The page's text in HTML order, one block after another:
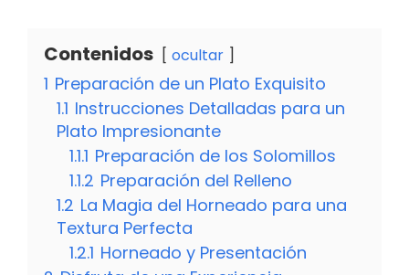
Contenidos ocultar
1 Preparación de un Plato Exquisito
1.1 Instrucciones Detalladas para un
Plato Impresionante
1.1.1 Preparación de los Solomillos
1.1.2 Preparación del Relleno
1.2 La Magia del Horneado para una
Textura Perfecta
1.2.1 Horneado y Presentación